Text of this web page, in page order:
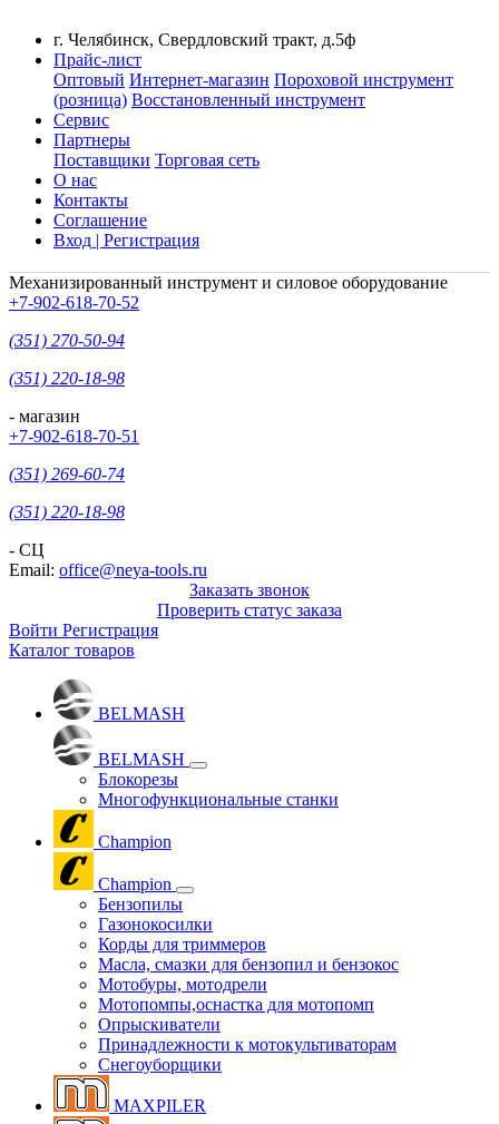
г. Челябинск, Свердловский тракт, д.5ф
Прайс-лист
Оптовый Интернет-магазин Пороховой инструмент
(розница) Восстановленный инструмент
Сервис
Партнеры
Поставщики Торговая сеть
О нас
Контакты
Соглашение
Вход | Регистрация
Механизированный инструмент и силовое оборудование
+7-902-618-70-52
(351) 270-50-94
(351) 220-18-98
- магазин
+7-902-618-70-51
(351) 269-60-74
(351) 220-18-98
- СЦ
Email: office@neya-tools.ru
Заказать звонок
Проверить статус заказа
Войти Регистрация
Каталог товаров
BELMASH
BELMASH
Блокорезы
Многофункциональные станки
Champion
Champion
Бензопилы
Газонокосилки
Корды для триммеров
Масла, смазки для бензопил и бензокос
Мотобуры, мотодрели
Мотопомпы,оснастка для мотопомп
Опрыскиватели
Принадлежности к мотокультиваторам
Снегоуборщики
MAXPILER